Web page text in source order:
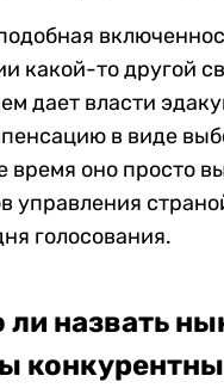
какой-то другой
дает власти
в виде
время оно просто
управления
голосования.
назвать